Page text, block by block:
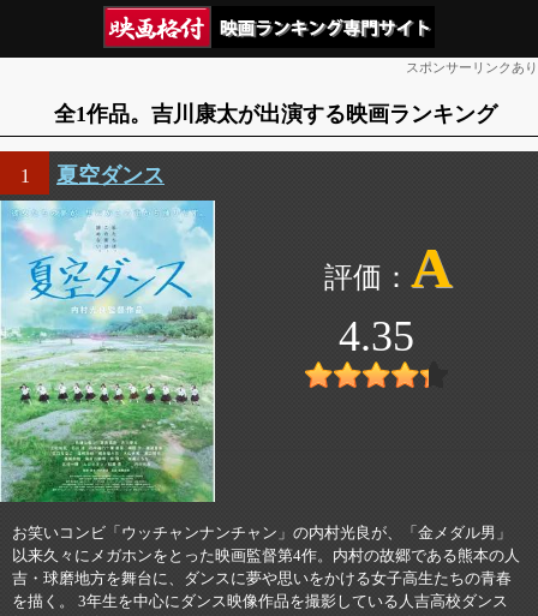
スポンサーリンクあり
全1作品。吉川康太が出演する映画ランキング
1 夏空ダンス
A
4.35
お笑いコンビ「ウッチャンナンチャン」の内村光良が、「金メダル男」
以来久々にメガホンをとった映画監督第4作。内村の故郷である熊本の人
吉・球磨地方を舞台に、ダンスに夢や思いをかける女子高生たちの青春
を描く。 3年生を中心にダンス映像作品を撮影している人吉高校ダンス